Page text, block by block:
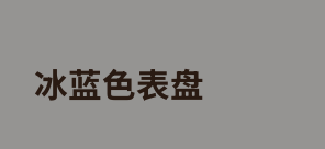
冰蓝色表盘